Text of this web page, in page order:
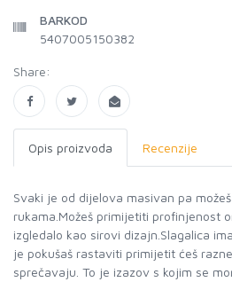
BARKOD
5407005150382
Share:
Opis proizvoda Recenzije
Svaki je od dijelova masivan pa
rukama.Možeš primijetiti profinjenost
izgledalo kao sirovi dizajn.Slagalica
je pokušaš rastaviti primijetit ćeš
sprečavaju. To je izazov s kojim se